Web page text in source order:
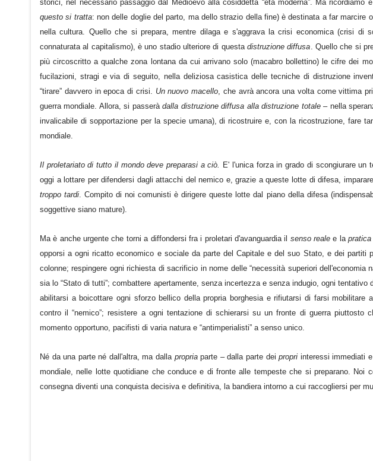
storici, nel necessario passaggio dal Medioevo alla cosiddetta “età moderna”. Ma
questo si tratta: non delle doglie del parto, ma dello strazio della fine) è destinata a far marcire
nella cultura. Quello che si prepara, mentre dilaga e s'aggrava la crisi economica (crisi di
connaturata al capitalismo), è uno stadio ulteriore di questadistruzione diffusa . Quello che si
più circoscritto a qualche zona lontana da cui arrivano solo (macabro bollettino) le cifre dei
fucilazioni, stragi e via di seguito, nella deliziosa casistica delle tecniche di distruzione
“tirare” davvero in epoca di crisi. Un nuovo macello , che avrà ancora una volta come vittima
guerra mondiale. Allora, si passeràdalla distruzione diffusa alla distruzione totale– nella
invalicabile di sopportazione per la specie umana), di ricostruire e, con la ricostruzione, fare
mondiale.
Il proletariato di tutto il mondo deve preparasi a ciò.
E' l'unica forza in grado di scongiurare un
oggi a lottare per difendersi dagli attacchi del nemico e, grazie a queste lotte di difesa,
troppo tardi . Compito di noi comunisti è dirigere queste lotte dal piano della difesa
soggettive siano mature).
Ma è anche urgente che torni a diffondersi fra i proletari d'avanguardia il senso reale e la
opporsi a ogni ricatto economico e sociale da parte del Capitale e del suo Stato, e dei partiti
colonne; respingere ogni richiesta di sacrificio in nome delle “necessità superiori dell'economia
sia lo “Stato di tutti”; combattere apertamente, senza incertezza e senza indugio, ogni
abilitarsi a boicottare ogni sforzo bellico della propria borghesia e rifiutarsi di farsi mobilitare
contro il “nemico”; resistere a ogni tentazione di schierarsi su un fronte di guerra piuttosto
momento opportuno, pacifisti di varia natura e “antimperialisti” a senso unico.
Né da una parte né dall'altra, ma dalla propriaparte – dalla parte deipropri interessi immediati
mondiale, nelle lotte quotidiane che conduce e di fronte alle tempeste che si preparano. Noi
consegna diventi una conquista decisiva e definitiva, la bandiera intorno a cui raccogliersi per